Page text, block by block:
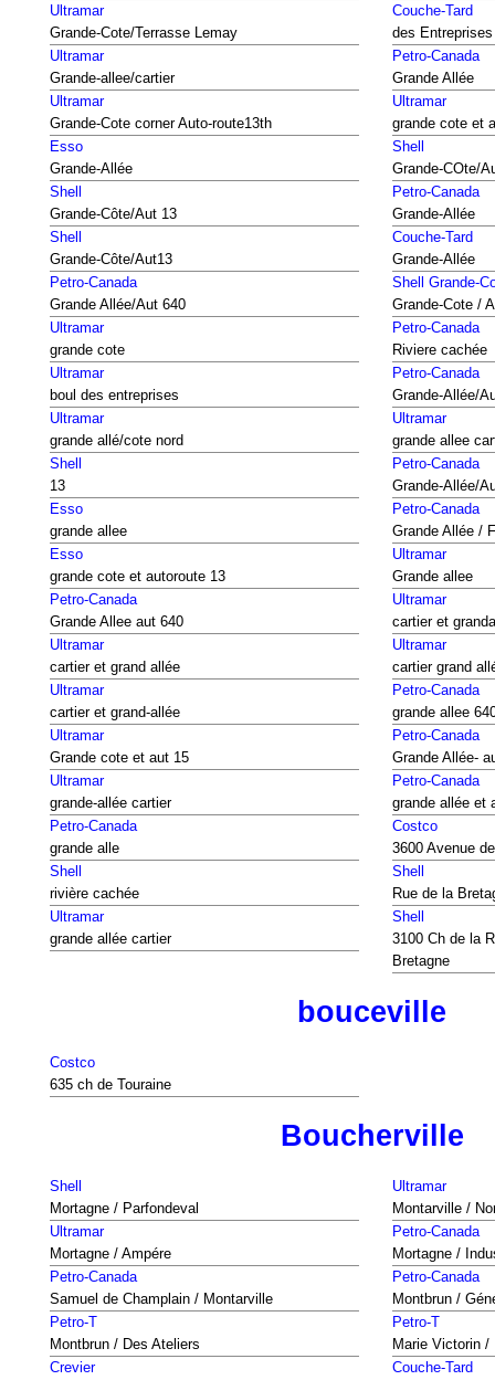
Ultramar
Grande-Cote/Terrasse Lemay
Couche-Tard
des
Ultramar
Grande-allee/cartier
Petro-Canada
Grande Allée
Ultramar
Grande-Cote corner Auto-route13th
Ultramar
grande cote et
Esso
Grande-Allée
Shell
Grande-COte/
Shell
Grande-Côte/Aut 13
Petro-Canada
Grande-Allée
Shell
Grande-Côte/Aut13
Couche-Tard
Grande-Allée
Petro-Canada
Grande Allée/Aut 640
Shell Grande-
Grande-Cote /
Ultramar
grande cote
Petro-Canada
Riviere cachée
Ultramar
boul des entreprises
Petro-Canada
Grande-Allée/
Ultramar
grande allé/cote nord
Ultramar
grande allee
Shell
13
Petro-Canada
Grande-Allée/
Esso
grande allee
Petro-Canada
Grande Allée /
Esso
grande cote et autoroute 13
Ultramar
Grande allee
Petro-Canada
Grande Allee aut 640
Ultramar
cartier et
Ultramar
cartier et grand allée
Ultramar
cartier grand
Ultramar
cartier et grand-allée
Petro-Canada
grande allee
Ultramar
Grande cote et aut 15
Petro-Canada
Grande Allée-
Ultramar
grande-allée cartier
Petro-Canada
grande allée et
Petro-Canada
grande alle
Costco
3600 Avenue
Shell
rivière cachée
Shell
Rue de la
Ultramar
grande allée cartier
Shell
3100 Ch de la
Bretagne
bouceville
Costco
635 ch de Touraine
Boucherville
Shell
Mortagne / Parfondeval
Ultramar
Montarville /
Ultramar
Mortagne / Ampére
Petro-Canada
Mortagne /
Petro-Canada
Samuel de Champlain / Montarville
Petro-Canada
Montbrun /
Petro-T
Montbrun / Des Ateliers
Petro-T
Marie Victorin /
Crevier
Couche-Tard